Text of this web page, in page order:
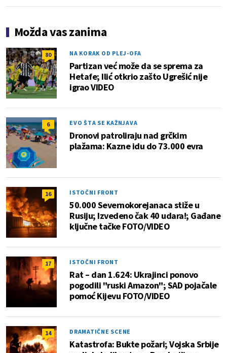
Možda vas zanima
80 NA KORAK OD PLEJ-OFA
Partizan već može da se sprema za
Hetafe; Ilić otkrio zašto Ugrešić nije
igrao VIDEO
6 EVO ŠTA SE KAŽNJAVA
Dronovi patroliraju nad grčkim
plažama: Kazne idu do 73.000 evra
16 ISTOČNI FRONT
50.000 Severnokorejanaca stiže u
Rusiju; Izvedeno čak 40 udara!; Gađane
ključne tačke FOTO/VIDEO
17 ISTOČNI FRONT
Rat – dan 1.624: Ukrajinci ponovo
pogodili "ruski Amazon"; SAD pojačale
pomoć Kijevu FOTO/VIDEO
14 DRAMATIČNE SCENE
Katastrofa: Bukte požari; Vojska Srbije